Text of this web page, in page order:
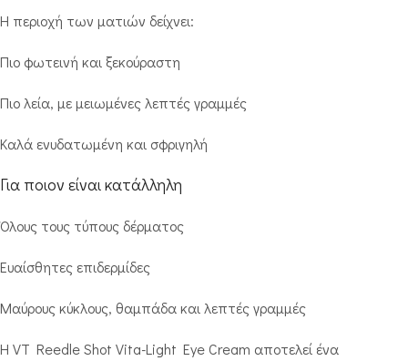
Η περιοχή των ματιών δείχνει:
Πιο φωτεινή και ξεκούραστη
Πιο λεία, με μειωμένες λεπτές γραμμές
Καλά ενυδατωμένη και σφριγηλή
Για ποιον είναι κατάλληλη
Όλους τους τύπους δέρματος
Ευαίσθητες επιδερμίδες
Μαύρους κύκλους, θαμπάδα και λεπτές γραμμές
Η VT Reedle Shot Vita-Light Eye Cream αποτελεί ένα